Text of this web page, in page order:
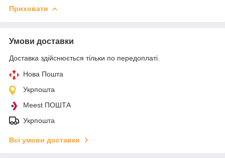
Приховати
Умови доставки
Доставка здійснюється тільки по передоплаті.
Нова Пошта
Укрпошта
Meest ПОШТА
Укрпошта
Всі умови доставки